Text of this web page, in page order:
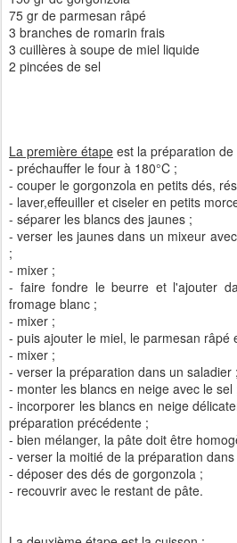
75 gr de parmesan râpé
3 branches de romarin frais
3 cuillères à soupe de miel liquide
2 pincées de sel
La première étape est la préparation
- préchauffer le four à 180°C ;
- couper le gorgonzola en petits dés,
- laver,effeuiller et ciseler en petits
- séparer les blancs des jaunes ;
- verser les jaunes dans un mixeur
;
- mixer ;
- faire fondre le beurre et l'ajouter
fromage blanc ;
- mixer ;
- puis ajouter le miel, le parmesan râpé
- mixer ;
- verser la préparation dans un saladier ;
- monter les blancs en neige avec le sel
- incorporer les blancs en neige
préparation précédente ;
- bien mélanger, la pâte doit être
- verser la moitié de la préparation
- déposer des dés de gorgonzola ;
- recouvrir avec le restant de pâte.